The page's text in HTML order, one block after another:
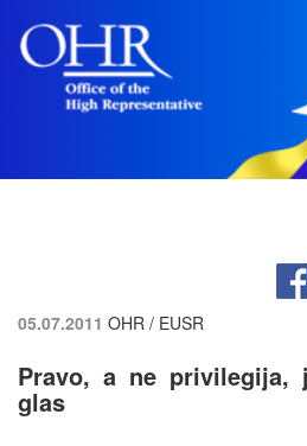
05.07.2011 OHR / EUSR
Pravo, a ne privilegija,
glas